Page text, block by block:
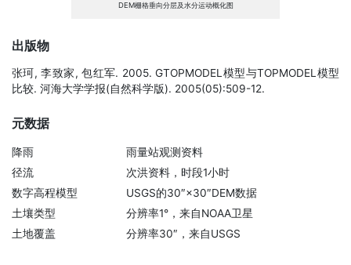
DEM栅格垂向分层及水分运动概化图
出版物
张珂, 李致家, 包红军. 2005. GTOPMODEL模型与TOPMODEL模型
比较. 河海大学学报(自然科学版). 2005(05):509-12.
元数据
降雨
雨量站观测资料
径流
次洪资料，时段1小时
数字高程模型
USGS的30″×30″DEM数据
土壤类型
分辨率1°，来自NOAA卫星
土地覆盖
分辨率30″，来自USGS